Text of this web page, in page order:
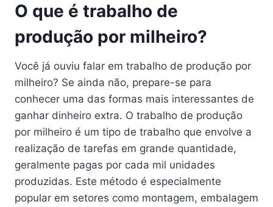
O que é trabalho de
produção por milheiro?
Você já ouviu falar em trabalho de produção por
milheiro? Se ainda não, prepare-se para
conhecer uma das formas mais interessantes de
ganhar dinheiro extra. O trabalho de produção
por milheiro é um tipo de trabalho que envolve a
realização de tarefas em grande quantidade,
geralmente pagas por cada mil unidades
produzidas. Este método é especialmente
popular em setores como montagem, embalagem